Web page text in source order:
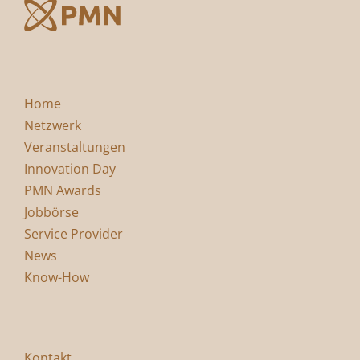
Home
Netzwerk
Veranstaltungen
Innovation Day
PMN Awards
Jobbörse
Service Provider
News
Know-How